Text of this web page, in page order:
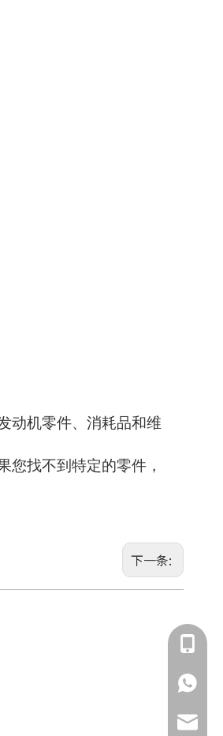
动机零件、消耗品和维
您找不到特定的零件，
下一条: